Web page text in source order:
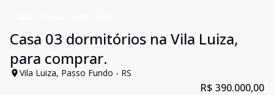
Casa 03 dormitórios na Vila Luiza,
para comprar.
Vila Luiza, Passo Fundo - RS
R$ 390.000,00